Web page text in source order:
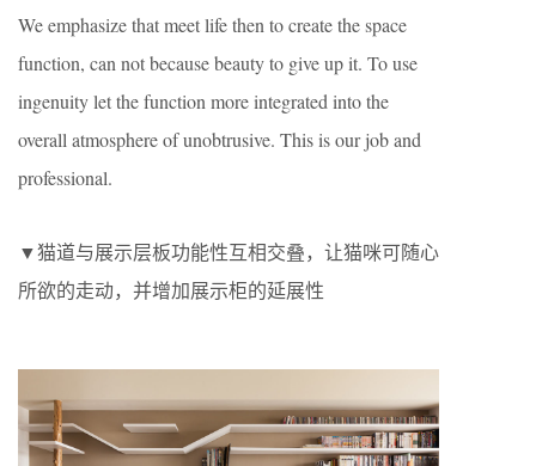
We emphasize that meet life then to create the space
function, can not because beauty to give up it. To use
ingenuity let the function more integrated into the
overall atmosphere of unobtrusive. This is our job and
professional.
▼猫道与展示层板功能性互相交叠，让猫咪可随心
所欲的走动，并增加展示柜的延展性